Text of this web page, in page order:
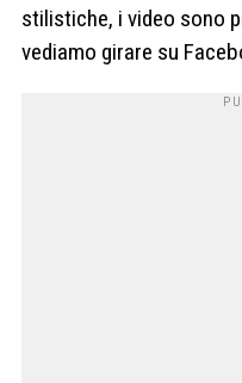
stilistiche, i video sono
vediamo girare su